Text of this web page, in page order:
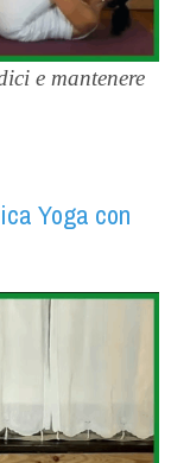
e mantenere
Yoga con